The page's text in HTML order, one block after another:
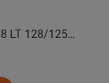
COMFORSER Автошина 325/65 R18 LT 128/125Q CF9000 R/T RWL 12PR лето